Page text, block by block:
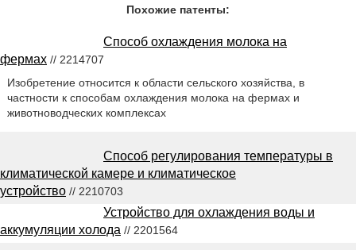
Похожие патенты:
Способ охлаждения молока на
фермах // 2214707
Изобретение относится к области сельского хозяйства, в
частности к способам охлаждения молока на фермах и
животноводческих комплексах
Способ регулирования температуры в
климатической камере и климатическое
устройство // 2210703
Устройство для охлаждения воды и
аккумуляции холода // 2201564